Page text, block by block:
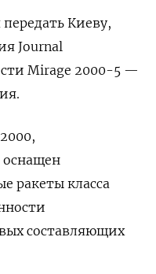
Киеву,
Journal
Mirage 2000-5 —
оснащен
ракеты класса
составляющих